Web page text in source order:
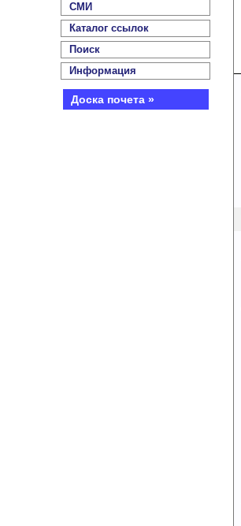
СМИ
Каталог ссылок
Поиск
Информация
Доска почета »